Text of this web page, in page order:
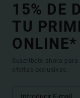
15% DE
TU
ONLINE*
Suscríbete ahora
ofertas exclusivas.